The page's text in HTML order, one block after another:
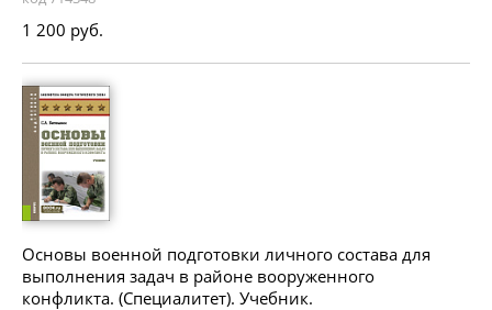
1 200 руб.
Основы военной подготовки личного состава для
выполнения задач в районе вооруженного
конфликта. (Специалитет). Учебник.